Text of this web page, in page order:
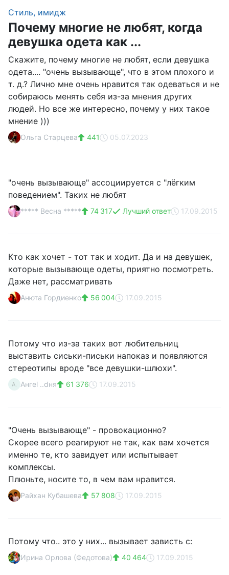
Стиль, имидж
Почему многие не любят, когда
девушка одета как ...
Скажите, почему многие не любят, если девушка
одета.... "очень вызывающе", что в этом плохого и
т. д.? Лично мне очень нравится так одеваться и не
собираюсь менять себя из-за мнения других
людей. Но все же интересно, почему у них такое
мнение )))
Ольга Старцева 441 05.07.2023
"очень вызывающе" ассоциируется с "лёгким
поведением". Таких не любят
***** Весна ***** 74 317 Лучший ответ 17.09.2015
Кто как хочет - тот так и ходит. Да и на девушек,
которые вызывающе одеты, приятно посмотреть.
Даже нет, рассматривать
Анюта Гордиенко 56 004 17.09.2015
Потому что из-за таких вот любительниц
выставить сиськи-письки напоказ и появляются
стереотипы вроде "все девушки-шлюхи".
А. Ангеl ..dня 61 376 17.09.2015
"Очень вызывающе" - провокационно?
Скорее всего реагируют не так, как вам хочется
именно те, кто завидует или испытывает
комплексы.
Плюньте, носите то, в чем вам нравится.
Райхан Кубашева 57 808 17.09.2015
Потому что.. это у них... вызывает зависть с:
Ирина Орлова (Федотова) 40 464 17.09.2015